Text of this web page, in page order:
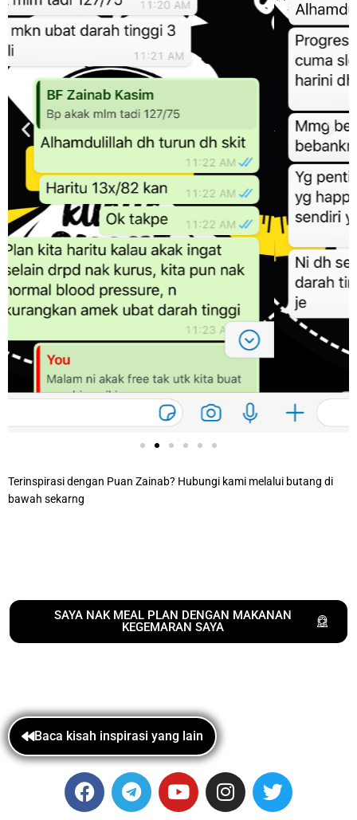
Terinspirasi dengan Puan Zainab? Hubungi kami melalui butang di
bawah sekarng
SAYA NAK MEAL PLAN DENGAN MAKANAN
KEGEMARAN SAYA
Baca kisah inspirasi yang lain
F
a
T
e
Y
o
I
n
T
w